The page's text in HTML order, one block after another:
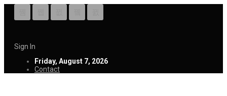
Sign In
Friday, August 7, 2026
Contact